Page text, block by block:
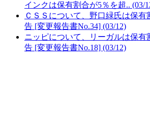
インクは保有割合が5％を超.. (03/
ＣＳＳについて、野口緑氏は保有
告 [変更報告書No.34] (03/12)
ニッピについて、リーガルは保有
告 [変更報告書No.18] (03/12)